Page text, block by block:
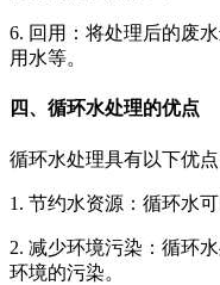
6. 回用：将处理后的废
用水等。
四、循环水处理的优点
循环水处理具有以下优点
1. 节约水资源：循环水
2. 减少环境污染：循环
环境的污染。